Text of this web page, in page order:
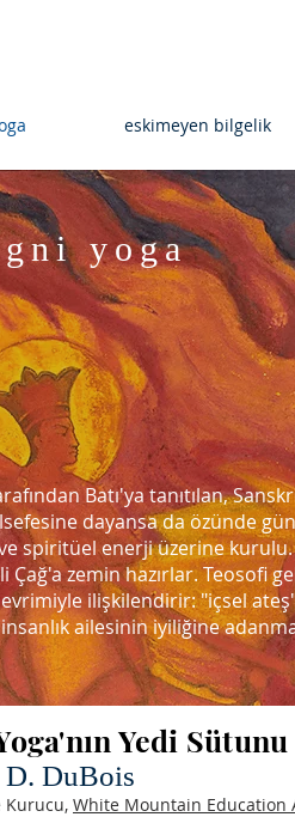
eskimeyen bilgelik
yoga
Batı'ya tanıtılan,
dayansa da özünde
ve spiritüel enerji üzerine
zemin hazırlar. Teosofi
ilişkilendirir: "içsel ateş"
ailesinin iyiliğine
Yedi Sütunu
D. DuBois
Kurucu, White Mountain Education